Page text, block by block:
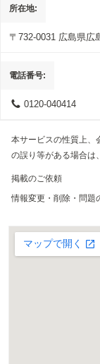
所在地
〒732-0031 広島県広
電話番号
0120-040414
本サービスの性質上、
の誤り等がある場合は
掲載のご依頼
情報変更・削除・問題